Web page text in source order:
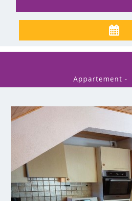
Appartement